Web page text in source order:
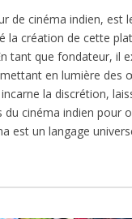
de cinéma indien, est
la création de cette
tant que fondateur, il
en lumière des
la discrétion,
du cinéma indien pour
est un langage